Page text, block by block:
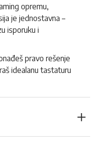
opremu,
je jednostavna –
isporuku i
pravo rešenje
idealanu tastaturu